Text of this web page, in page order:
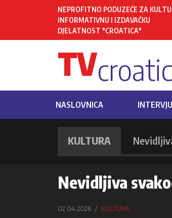
NEPROFITNO PODUZEĆE ZA
INFORMATIVNU I IZDAVAČKU
DJELATNOST "CROATICA"
TV
NASLOVNICA INTERVJU
KULTURA
Nevidljiva
02 04 2026 KULTURA